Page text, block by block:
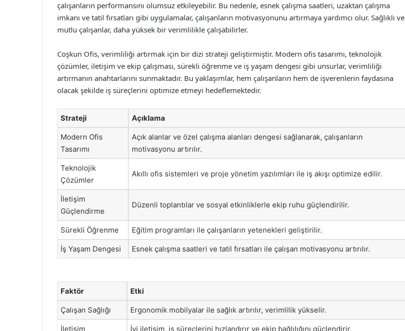
çalışanların performansını olumsuz etkileyebilir. Bu nedenle, esnek çalışma saatleri, uzaktan çalışma
imkanı ve tatil fırsatları gibi uygulamalar, çalışanların motivasyonunu artırmaya yardımcı olur. Sağlıklı ve
mutlu çalışanlar, daha yüksek bir verimlilikle çalışabilirler.
Coşkun Ofis, verimliliği artırmak için bir dizi strateji geliştirmiştir. Modern ofis tasarımı, teknolojik
çözümler, iletişim ve ekip çalışması, sürekli öğrenme ve iş yaşam dengesi gibi unsurlar, verimliliği
artırmanın anahtarlarını sunmaktadır. Bu yaklaşımlar, hem çalışanların hem de işverenlerin faydasına
olacak şekilde iş süreçlerini optimize etmeyi hedeflemektedir.
Strateji Açıklama
Modern Ofis
Tasarımı
Açık alanlar ve özel çalışma alanları dengesi sağlanarak, çalışanların
motivasyonu artırılır.
Teknolojik
Çözümler
Akıllı ofis sistemleri ve proje yönetim yazılımları ile iş akışı optimize edilir.
İletişim
Güçlendirme
Düzenli toplantılar ve sosyal etkinliklerle ekip ruhu güçlendirilir.
Sürekli Öğrenme Eğitim programları ile çalışanların yetenekleri geliştirilir.
İş Yaşam Dengesi Esnek çalışma saatleri ve tatil fırsatları ile çalışan motivasyonu artırılır.
Faktör Etki
Çalışan Sağlığı Ergonomik mobilyalar ile sağlık artırılır, verimlilik yükselir.
İletişim İyi iletişim, iş süreçlerini hızlandırır ve ekip bağlılığını güçlendirir.